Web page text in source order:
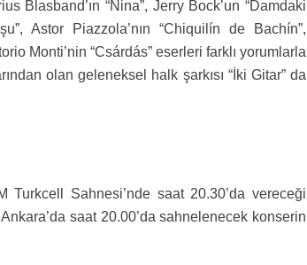
Blasband’ın “Nina”, Jerry Bock’un “Damdaki
Astor Piazzola’nın “Chiquilín de Bachín”,
Monti’nin “Csárdás” eserleri farklı yorumlarla
olan geleneksel halk şarkısı “İki Gitar” da
Turkcell Sahnesi’nde saat 20.30’da vereceği
saat 20.00’da sahnelenecek konserin